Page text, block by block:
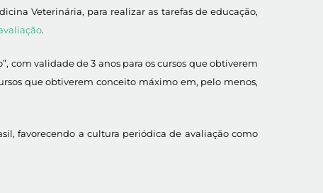
Veterinária, para realizar as tarefas de educação,
.
com validade de 3 anos para os cursos que obtiverem
que obtiverem conceito máximo em, pelo menos,
favorecendo a cultura periódica de avaliação como